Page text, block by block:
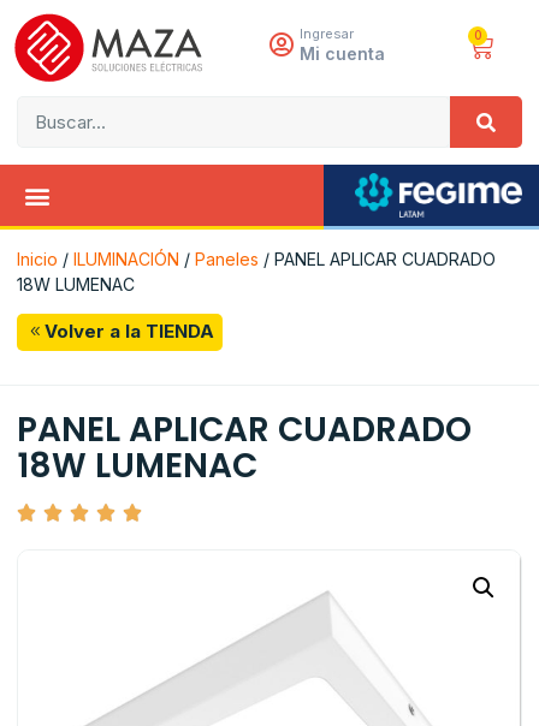
Ingresar
Mi cuenta
0
Inicio / ILUMINACIÓN / Paneles / PANEL APLICAR CUADRADO
18W LUMENAC
Volver a la TIENDA
PANEL APLICAR CUADRADO
18W LUMENAC